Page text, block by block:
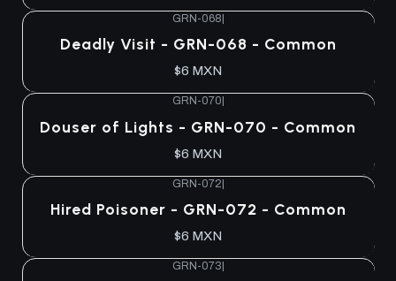
GRN-068
Deadly Visit - GRN-068 - Common
$6 MXN
GRN-070
Douser of Lights - GRN-070 - Common
$6 MXN
GRN-072|
Hired Poisoner - GRN-072 - Common
$6 MXN
GRN-073